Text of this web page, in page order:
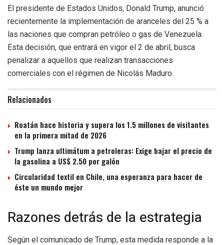
El presidente de Estados Unidos, Donald Trump, anunció
recientemente la implementación de aranceles del 25 % a
las naciones que compran petróleo o gas de Venezuela.
Esta decisión, que entrará en vigor el 2 de abril, busca
penalizar a aquellos que realizan transacciones
comerciales con el régimen de Nicolás Maduro.
Relacionados
Roatán hace historia y supera los 1.5 millones de visitantes
en la primera mitad de 2026
Trump lanza ultimátum a petroleras: Exige bajar el precio de
la gasolina a US$ 2.50 por galón
Circularidad textil en Chile, una esperanza para hacer de
éste un mundo mejor
Razones detrás de la estrategia
Según el comunicado de Trump, esta medida responde a la